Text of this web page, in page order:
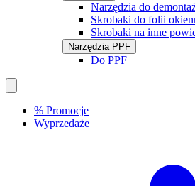
Narzędzia do
Skrobaki do folii
Skrobaki na inne
Narzędzia PPF
Do PPF
% Promocje
Wyprzedaże